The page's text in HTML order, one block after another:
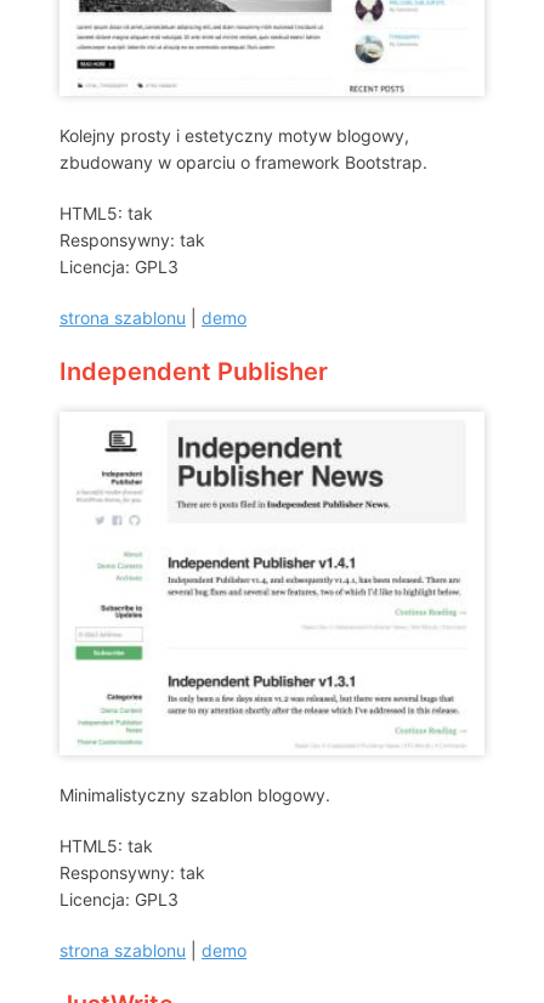
Kolejny prosty i estetyczny motyw blogowy,
zbudowany w oparciu o framework Bootstrap.
HTML5: tak
Responsywny: tak
Licencja: GPL3
strona szablonu demo
Independent Publisher
Minimalistyczny szablon blogowy.
HTML5: tak
Responsywny: tak
Licencja: GPL3
strona szablonu demo